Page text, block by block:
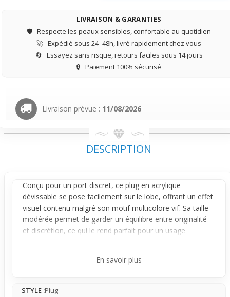
LIVRAISON & GARANTIES
🛡️ Respecte les peaux sensibles, confortable au quotidien
🚀 Expédié sous 24–48h, livré rapidement chez vous
🔄 Essayez sans risque, retours faciles sous 14 jours
🔒 Paiement 100% sécurisé
Livraison prévue : 11/08/2026
DESCRIPTION
Conçu pour un port discret, ce plug en acrylique
dévissable se pose facilement sur le lobe, offrant un effet
visuel contenu malgré son motif multicolore vif. Sa taille
modérée permet de garder un équilibre entre originalité
et discrétion, ce qui le rend parfait pour un usage
Le design met en avant un crâne multicolore dynamique,
colorée qui ressort tout en restant subtile de face et de
En savoir plus
STYLE :Plug